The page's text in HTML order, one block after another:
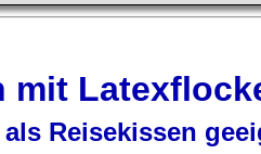
mit
Reisekissen